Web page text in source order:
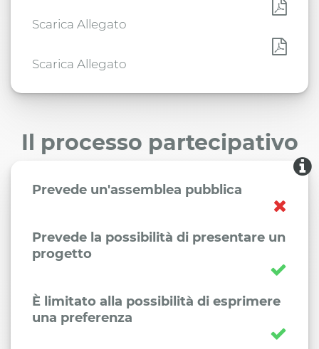
Scarica Allegato
Scarica Allegato
Il processo partecipativo
Prevede un'assemblea pubblica
Prevede la possibilità di presentare un
progetto
È limitato alla possibilità di esprimere
una preferenza